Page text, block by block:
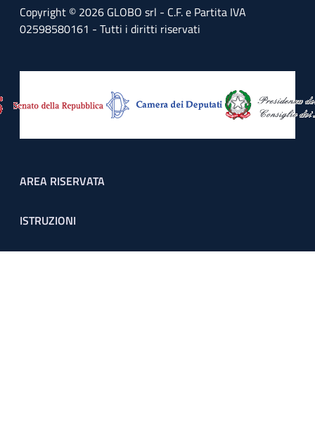
Copyright © 2026 GLOBO srl - C.F. e Partita IVA
02598580161 - Tutti i diritti riservati
Footer menu
AREA RISERVATA
ISTRUZIONI